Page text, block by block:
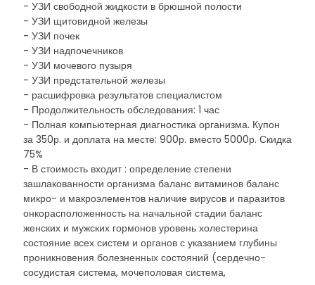
- УЗИ свободной жидкости в брюшной полости
- УЗИ щитовидной железы
- УЗИ почек
- УЗИ надпочечников
- УЗИ мочевого пузыря
- УЗИ предстательной железы
- расшифровка результатов специалистом
- Продолжительность обследования: 1 час
- Полная компьютерная диагностика организма. Купон
за 350р. и доплата на месте: 900р. вместо 5000р. Скидка
75%
- В стоимость входит : определение степени
зашлакованности организма баланс витаминов баланс
микро- и макроэлементов наличие вирусов и паразитов
онкорасположенность на начальной стадии баланс
женских и мужских гормонов уровень холестерина
состояние всех систем и органов с указанием глубины
проникновения болезненных состояний (сердечно-
сосудистая система, мочеполовая система,